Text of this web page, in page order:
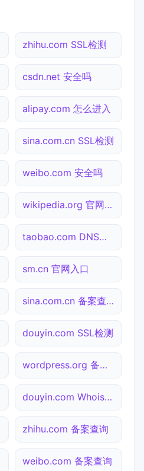
zhihu.com SSL检测
csdn.net 安全吗
alipay.com 怎么进入
sina.com.cn SSL检测
weibo.com 安全吗
wikipedia.org 官网入口
taobao.com DNS解析
sm.cn 官网入口
sina.com.cn 备案查询
douyin.com SSL检测
wordpress.org 备案查询
douyin.com Whois查询
zhihu.com 备案查询
weibo.com 备案查询